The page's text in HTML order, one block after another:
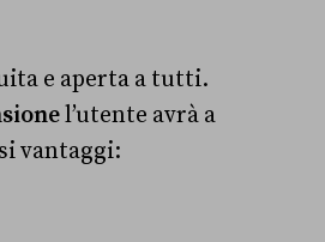
e aperta a tutti.
l’utente avrà a
vantaggi: